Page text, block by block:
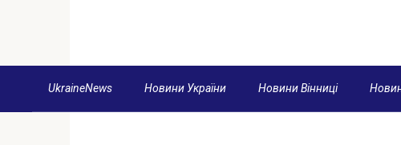
UkraineNews Новини України Новини Вінниці